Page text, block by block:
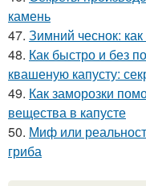
камень
47. Зимний чеснок:
48. Как быстро и без
квашеную капусту:
49. Как заморозки
вещества в капусте
50. Миф или
гриба